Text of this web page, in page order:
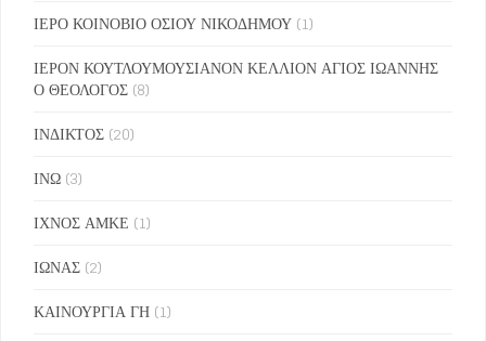
ΙΕΡΟ ΚΟΙΝΟΒΙΟ ΟΣΙΟΥ ΝΙΚΟΔΗΜΟΥ (1)
ΙΕΡΟΝ ΚΟΥΤΛΟΥΜΟΥΣΙΑΝΟΝ ΚΕΛΛΙΟΝ ΑΓΙΟΣ ΙΩΑΝΝΗΣ
Ο ΘΕΟΛΟΓΟΣ (8)
ΙΝΔΙΚΤΟΣ (20)
ΙΝΩ (3)
ΙΧΝΟΣ ΑΜΚΕ (1)
ΙΩΝΑΣ (2)
ΚΑΙΝΟΥΡΓΙΑ ΓΗ (1)